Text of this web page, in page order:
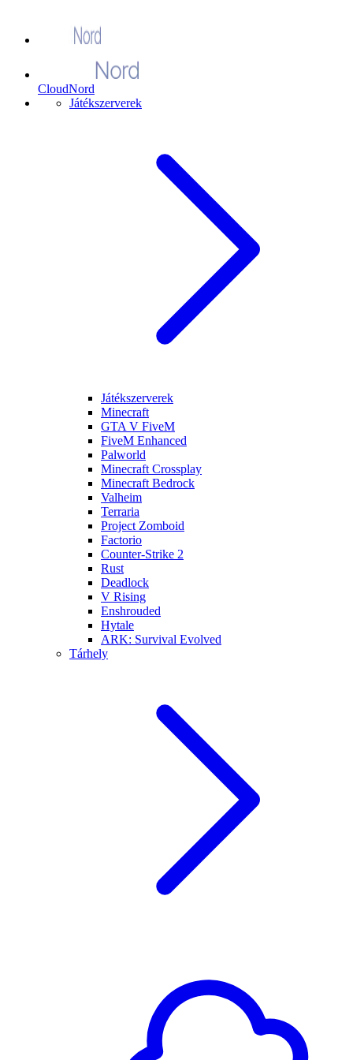
CloudNord
Játékszerverek
Játékszerverek
Minecraft
GTA V FiveM
FiveM Enhanced
Palworld
Minecraft Crossplay
Minecraft Bedrock
Valheim
Terraria
Project Zomboid
Factorio
Counter-Strike 2
Rust
Deadlock
V Rising
Enshrouded
Hytale
ARK: Survival Evolved
Tárhely